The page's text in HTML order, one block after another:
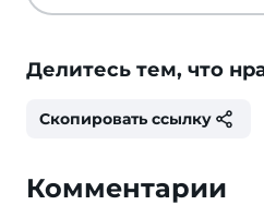
Делитесь тем, что
Скопировать ссылку
Комментарии